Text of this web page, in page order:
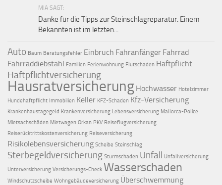
MIA SAGT:
Danke für die Tipps zur Steinschlagreparatur. Einem
Bekannten ist im letzten...
Auto Baum Beratungsfehler Einbruch Fahranfänger Fahrrad
Fahrraddiebstahl Familien Ferienwohnung Flutschaden Haftpflicht
Haftpflichtversicherung
Hausratversicherung Hochwasser Hotelzimmer
Hundehaftpflicht Immobilien Keller KFZ-Schaden Kfz-Versicherung
Krankenhaustagegeld Krankenversicherung Lebensversicherung Mallorca-Police
Mietsachschäden Mietwagen Orkan PKV Reiseflugversicherung
Reiserücktrittskostenversicherung Reiseversicherung
Risikolebensversicherung Scheibe Steinschlag
Sterbegeldversicherung Sturmschaden Unfall Unfallversicherung
Unterversicherung Versicherungs-Check Wasserschaden
Windschutzscheibe Wohngebäudeversicherung Überschwemmung